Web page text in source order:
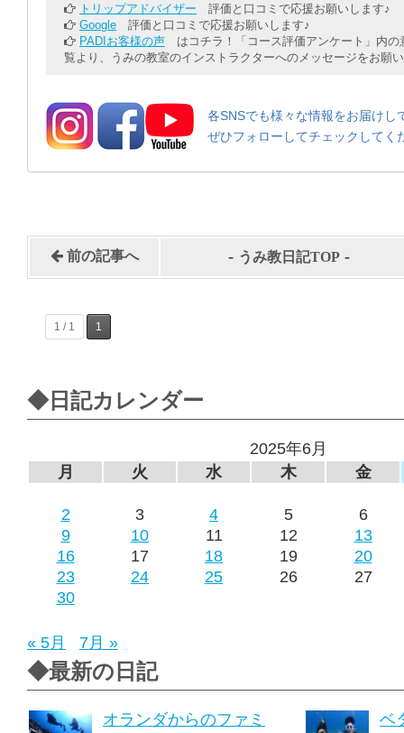
トリップアドバイザー 評価と口コミで応援お願いします♪
Google 評価と口コミで応援お願いします♪
PADIお客様の声 はコチラ！「コース評価アンケート」内の
覧より、うみの教室のインストラクターへのメッセージをお願
各SNSでも様々な情報をお届けし
ぜひフォローしてチェックしてく
前の記事へ - うみ教日記TOP -
1 / 1 1
◆日記カレンダー
2025年6月
月
火 水 木 金
2 3 4 5
6
9
10 11 12
13
16
17 18 19
20
23
24 25 26
27
30
« 5月 7月 »
◆最新の日記
オランダからのファミ
ベ